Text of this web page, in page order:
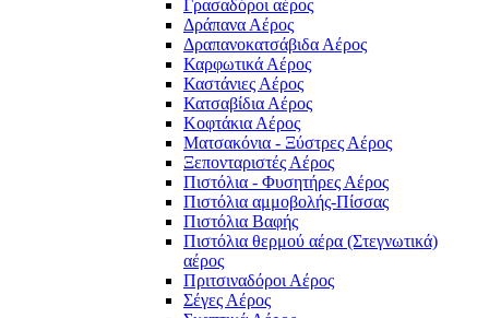
Γρασαδόροι αέρος
Δράπανα Αέρος
Δραπανοκατσάβιδα Αέρος
Καρφωτικά Αέρος
Καστάνιες Αέρος
Κατσαβίδια Αέρος
Κοφτάκια Αέρος
Ματσακόνια - Ξύστρες Αέρος
Ξεπονταριστές Αέρος
Πιστόλια - Φυσητήρες Αέρος
Πιστόλια αμμοβολής-Πίσσας
Πιστόλια Βαφής
Πιστόλια θερμού αέρα (Στεγνωτικά)
αέρος
Πριτσιναδόροι Αέρος
Σέγες Αέρος